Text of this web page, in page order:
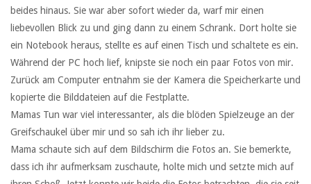
beides hinaus. Sie war aber sofort wieder da, warf mir einen
liebevollen Blick zu und ging dann zu einem Schrank. Dort holte sie
ein Notebook heraus, stellte es auf einen Tisch und schaltete es ein.
Während der PC hoch lief, knipste sie noch ein paar Fotos von mir.
Zurück am Computer entnahm sie der Kamera die Speicherkarte und
kopierte die Bilddateien auf die Festplatte.
Mamas Tun war viel interessanter, als die blöden Spielzeuge an der
Greifschaukel über mir und so sah ich ihr lieber zu.
Mama schaute sich auf dem Bildschirm die Fotos an. Sie bemerkte,
dass ich ihr aufmerksam zuschaute, holte mich und setzte mich auf